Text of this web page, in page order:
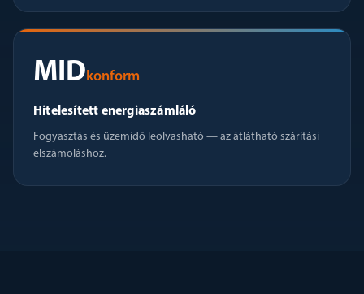
MIDkonform
Hitelesített energiaszámláló
Fogyasztás és üzemidő leolvasható — az átlátható szárítási
elszámoláshoz.